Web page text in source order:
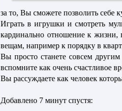
за то, Вы сможете позволить себе
Играть в игрушки и смотреть
кардинально отношение к жизни,
вещам, например к порядку в
Вы просто станете совсем
вспомните как очень счастливое
Вы рассуждаете как человек
Добавлено 7 минут спустя: